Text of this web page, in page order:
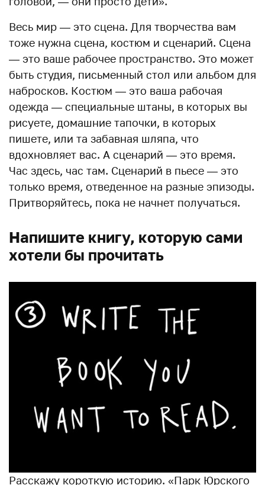
Весь мир — это сцена. Для творчества вам
тоже нужна сцена, костюм и сценарий. Сцена
— это ваше рабочее пространство. Это может
быть студия, письменный стол или альбом для
набросков. Костюм — это ваша рабочая
одежда — специальные штаны, в которых вы
рисуете, домашние тапочки, в которых
пишете, или та забавная шляпа, что
вдохновляет вас. А сценарий — это время.
Час здесь, час там. Сценарий в пьесе — это
только время, отведенное на разные эпизоды.
Притворяйтесь, пока не начнет получаться.
Напишите книгу, которую сами
хотели бы прочитать
Расскажу короткую историю. «Парк Юрского